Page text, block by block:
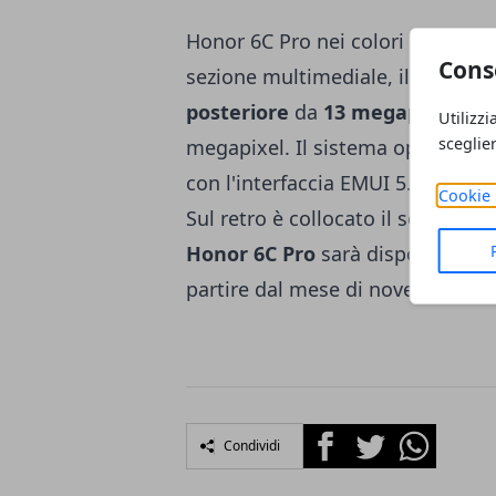
Cookie
Honor 6C Pro nei colori oro, blu
sezione multimediale, il
posteriore da 13 megapixelcon
megapixel. Il sistema operativo
con l'interfaccia EMUI 5.1,
Sul retro è collocato il sensore
Honor 6C Pro sarà disponibile
partire dal mese di novembre in
Condividi FacebookTwitterWhatsapp